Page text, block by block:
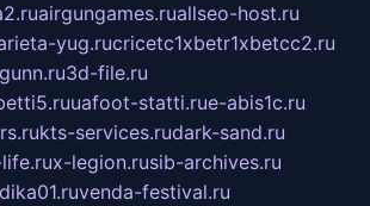
airgungames.ruallseo-host.ru
yug.rucricetc1xbetr1xbetcc2.ru
3d-file.ru
uafoot-statti.rue-abis1c.ru
kts-services.rudark-sand.ru
x-legion.rusib-archives.ru
venda-festival.ru